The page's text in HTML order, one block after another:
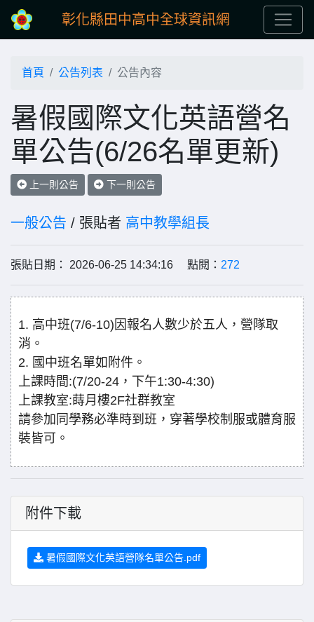
彰化縣田中高中全球資訊網
首頁 公告列表 公告內容
暑假國際文化英語營名
單公告(6/26名單更新)
上一則公告 下一則公告
一般公告 / 張貼者 高中教學組長
張貼日期： 2026-06-25 14:34:16 點閱： 272
1. 高中班(7/6-10)因報名人數少於五人，營隊取
消。
2. 國中班名單如附件。
上課時間:(7/20-24，下午1:30-4:30)
上課教室:蒔月樓2F社群教室
請參加同學務必準時到班，穿著學校制服或體育服
裝皆可。
附件下載
暑假國際文化英語營隊名單公告.pdf